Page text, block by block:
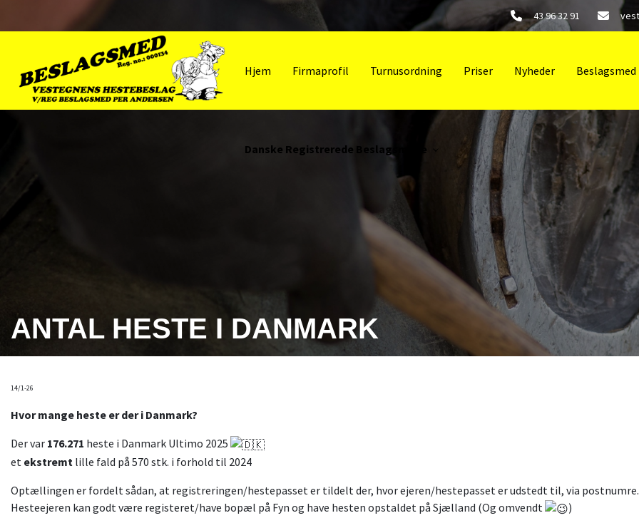
43 96 32 91
Hjem Firmaprofil Turnusordning Priser Nyheder Beslagsmed​​
Danske Registrerede Beslagsmede
ANTAL HESTE I DANMARK
14/1-26
Hvor mange heste er der i Danmark?
Der var 176.271 heste i Danmark Ultimo 2025
et ekstremt lille fald på 570 stk. i forhold til 2024
Optællingen er fordeltsådan, at registreringen/hestepasset er tildelt der, hvor ejeren/hestepasset er udstedt til, via
Hesteejeren kan godt være registeret/have bopæl på Fyn og have hesten opstaldet på Sjælland (Og omvendt
)